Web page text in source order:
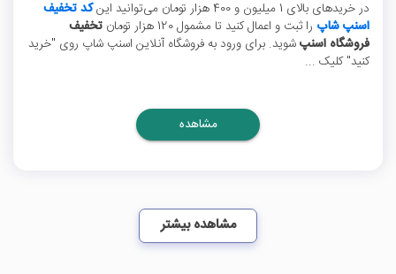
در خریدهای بالای 1 میلیون و 400 هزار تومان می‌توانید این
کد تخفیف
اسنپ شاپ را ثبت و اعمال کنید تا مشمول 120 هزار تومان
تخفیف
فروشگاه اسنپشوید. برای ورود به فروشگاه آنلاین اسنپ شاپ روی "خرید
کنید" کلیک ...
مشاهده
مشاهده بیشتر